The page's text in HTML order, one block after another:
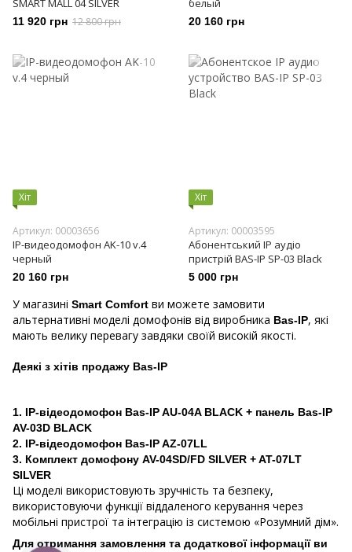
SMART MALL 04 SILVER
11 920 грн 12 800 грн
белый
20 160 грн
Хіт
Артикул: 00003656
IP-видеодомофон AK-10 v.4
черный
20 160 грн
Хіт
Артикул: 00003595
Абонентський IP аудіо
пристрій BAS-IP SP-03 Black
5 000 грн
У магазині Smart Comfort ви можете замовити
альтернативні моделі домофонів від виробника Bas-IP, які
мають велику перевагу завдяки своїй високій якості.
Деякі з хітів продажу Bas-IP
1. IP-відеодомофон Bas-IP AU-04A BLACK + панель Bas-IP
AV-03D BLACK
2. IP-відеодомофон Bas-IP AZ-07LL
3. Комплект домофону AV-04SD/FD SILVER + AT-07LT
SILVER
Ці моделі використовують зручність та безпеку,
використовуючи функції віддаленого керування через
мобільні пристрої та інтеграцію із системою «Розумний дім».
Для отримання замовлення та додаткової інформації ви